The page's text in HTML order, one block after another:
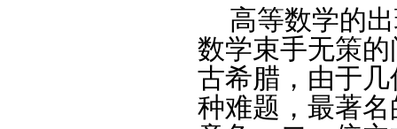
高等数学的
数学束手无策
古希腊，由于
种难题，最著